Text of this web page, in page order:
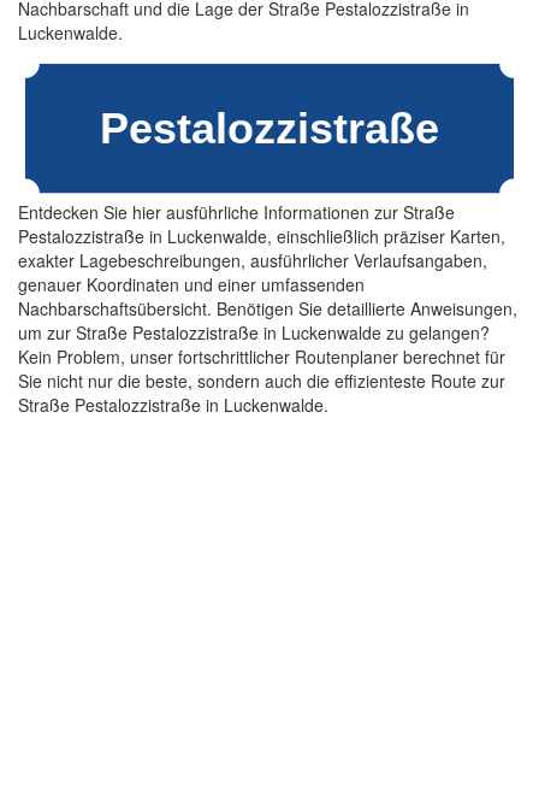
Nachbarschaft und die Lage der Straße Pestalozzistraße in
Luckenwalde.
Entdecken Sie hier ausführliche Informationen zur Straße
Pestalozzistraße in Luckenwalde, einschließlich präziser Karten,
exakter Lagebeschreibungen, ausführlicher Verlaufsangaben,
genauer Koordinaten und einer umfassenden
Nachbarschaftsübersicht. Benötigen Sie detaillierte Anweisungen,
um zur Straße Pestalozzistraße in Luckenwalde zu gelangen?
Kein Problem, unser fortschrittlicher Routenplaner berechnet für
Sie nicht nur die beste, sondern auch die effizienteste Route zur
Straße Pestalozzistraße in Luckenwalde.